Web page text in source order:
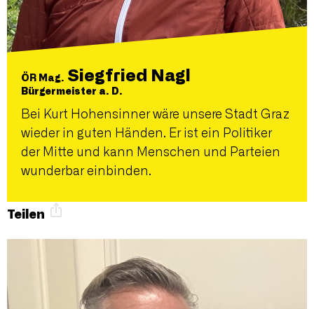
ÖR Mag. Siegfried Nagl
Bürgermeister a. D.
Bei Kurt Hohensinner wäre unsere Stadt Graz
wieder in guten Händen. Er ist ein Politiker
der Mitte und kann Menschen und Parteien
wunderbar einbinden.
Teilen